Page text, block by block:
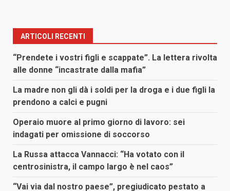
ARTICOLI RECENTI
“Prendete i vostri figli e scappate”. La lettera rivolta
alle donne “incastrate dalla mafia”
La madre non gli dà i soldi per la droga e i due figli la
prendono a calci e pugni
Operaio muore al primo giorno di lavoro: sei
indagati per omissione di soccorso
La Russa attacca Vannacci: “Ha votato con il
centrosinistra, il campo largo è nel caos”
“Vai via dal nostro paese”, pregiudicato pestato a